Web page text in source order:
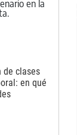
de clases
en qué